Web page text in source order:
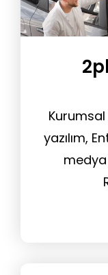
Kurumsal
yazılım,
medya